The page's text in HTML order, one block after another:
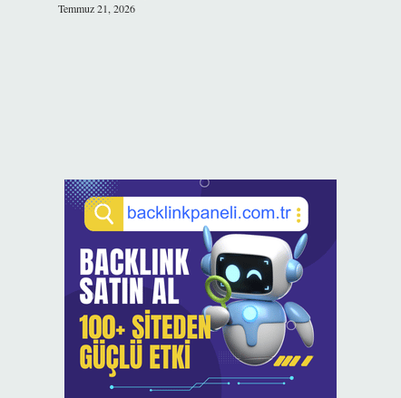
Temmuz 21, 2026